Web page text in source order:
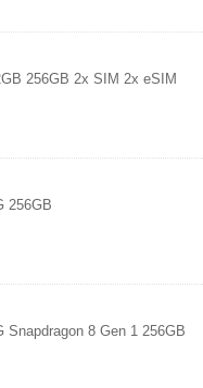
256GB 2x SIM 2x eSIM
256GB
Snapdragon 8 Gen 1 256GB